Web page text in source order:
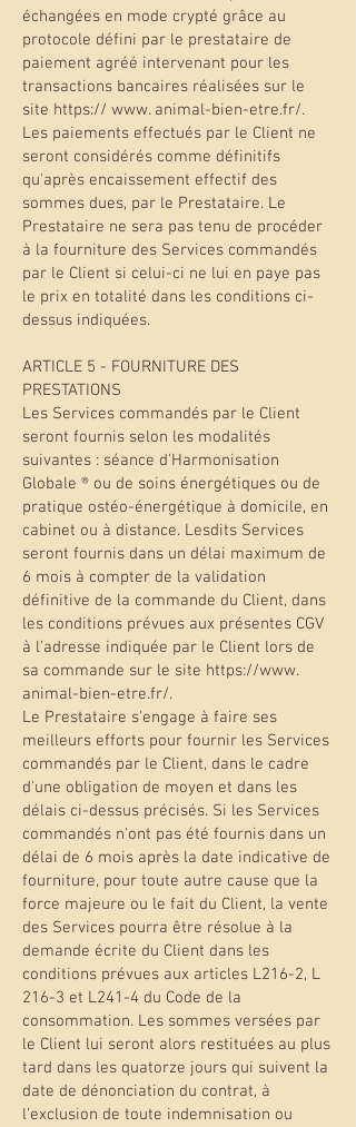
échangées en mode crypté grâce au
protocole défini par le prestataire de
paiement agréé intervenant pour les
transactions bancaires réalisées sur le
site https:// www. animal-bien-etre.fr/.
Les paiements effectués par le Client ne
seront considérés comme définitifs
qu'après encaissement effectif des
sommes dues, par le Prestataire. Le
Prestataire ne sera pas tenu de procéder
à la fourniture des Services commandés
par le Client si celui-ci ne lui en paye pas
le prix en totalité dans les conditions ci-
dessus indiquées.
ARTICLE 5 - FOURNITURE DES
PRESTATIONS
Les Services commandés par le Client
seront fournis selon les modalités
suivantes : séance d'Harmonisation
Globale ® ou de soins énergétiques ou de
pratique ostéo-énergétique à domicile, en
cabinet ou à distance. Lesdits Services
seront fournis dans un délai maximum de
6 mois à compter de la validation
définitive de la commande du Client, dans
les conditions prévues aux présentes CGV
à l'adresse indiquée par le Client lors de
sa commande sur le site https://www.
animal-bien-etre.fr/.
Le Prestataire s'engage à faire ses
meilleurs efforts pour fournir les Services
commandés par le Client, dans le cadre
d'une obligation de moyen et dans les
délais ci-dessus précisés. Si les Services
commandés n'ont pas été fournis dans un
délai de 6 mois après la date indicative de
fourniture, pour toute autre cause que la
force majeure ou le fait du Client, la vente
des Services pourra être résolue à la
demande écrite du Client dans les
conditions prévues aux articles L216-2, L
216-3 et L241-4 du Code de la
consommation. Les sommes versées par
le Client lui seront alors restituées au plus
tard dans les quatorze jours qui suivent la
date de dénonciation du contrat, à
l'exclusion de toute indemnisation ou